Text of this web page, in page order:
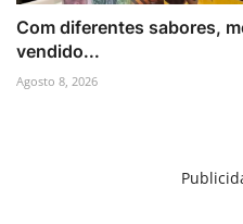
Com diferentes sabores,
vendido...
Agosto 8, 2026